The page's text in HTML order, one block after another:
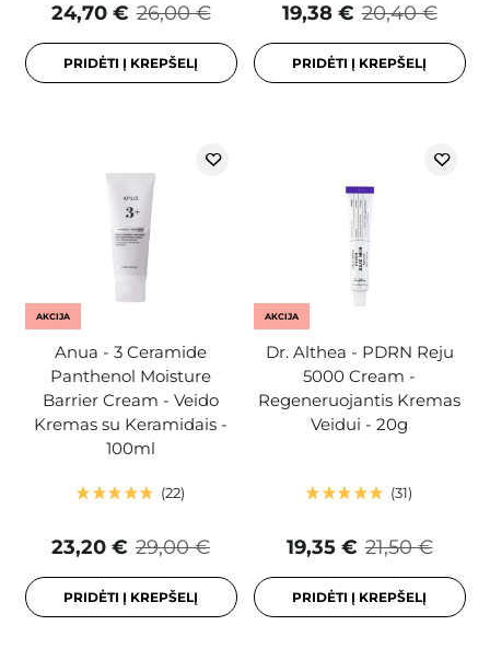
26,00 €
24,70 €
PRIDĖTI Į KREPŠELĮ
20,40 €
19,38 €
PRIDĖTI Į KREPŠELĮ
AKCIJA
Anua - 3 Ceramide
Panthenol Moisture
Barrier Cream - Veido
Kremas su Keramidais -
100ml
22
29,00 €
23,20 €
PRIDĖTI Į KREPŠELĮ
AKCIJA
Dr. Althea - PDRN Reju
5000 Cream -
Regeneruojantis Kremas
Veidui - 20g
31
21,50 €
19,35 €
PRIDĖTI Į KREPŠELĮ